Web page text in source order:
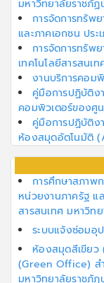
มหาวิทยาลัยราชภั
การจัดการทรัพ
และภาคเอกชน ปร
การจัดการทรัพ
เทคโนโลยีสารสนเ
งานบริการคอม
คู่มือการปฏิบัติง
คอมพิวเตอร์ของศู
คู่มือการปฏิบัติง
ห้องสมุดอัตโนมัติ
การศึกษาสภาพ
หน่วยงานภาครัฐ แ
สารสนเทศ มหาวิท
ระบบแจ้งซ่อม
ห้องสมุดสีเขียว
(Green Office) สำ
มหาวิทยาลัยราชภัฏ